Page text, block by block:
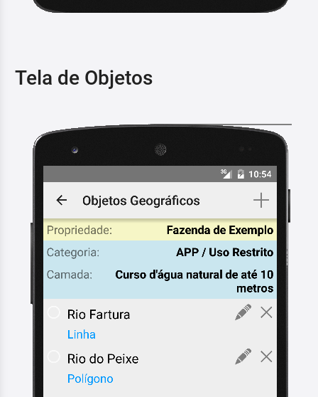
Tela de Objetos